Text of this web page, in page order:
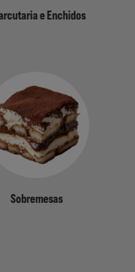
e Enchidos
Sobremesas